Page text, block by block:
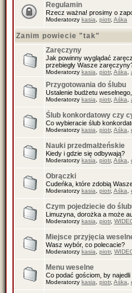
Regulamin
Rzecz ważna! prosimy o
Moderatorzy kasia piotr, Aśka
Zanim powiecie "tak"
Zaręczyny
Jak powinny wyglądać
przebiegły Wasze
Moderatorzy kasia piotr, Aśka
Przygotowania do ślubu
Ustalenie budżetu
Moderatorzy kasia piotr, Aśka
Ślub konkordatowy czy
Co wybieracie ślub
Moderatorzy kasia piotr, Aśka
Nauki przedmałżeńskie
Kiedy i gdzie się odbywają?
Moderatorzy kasia piotr, Aśka
Obrączki
Cudeńka, które zdobią
Moderatorzy kasia piotr, Aśka
Czym pojedziecie do
Limuzyna, dorożka a może
Moderatorzy kasia piotr,
Miejsce przyjęcia
Wasz wybór, co polecacie?
Moderatorzy kasia piotr,
Menu weselne
Co podać gościom, by
Moderatorzy kasia piotr, Aśka